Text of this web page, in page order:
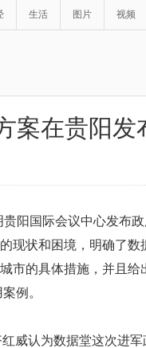
生活 图片 视频
案在贵阳发
阳国际会议中心发布
现状和困境，明确了数
市的具体措施，并且给
例。
威认为数据堂这次进